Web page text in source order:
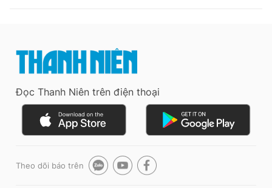
Đọc Thanh Niên trên điện thoại
Theo dõi báo trên